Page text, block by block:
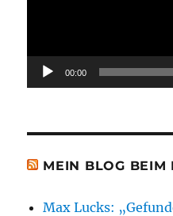
00:00
MEIN BLOG BEIM
Max Lucks: